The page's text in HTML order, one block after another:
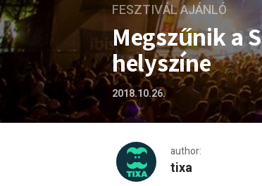
FESZTIVÁL AJÁNLÓ
Megszűnik a
helyszíne
2018.10.26.
author:
tixa